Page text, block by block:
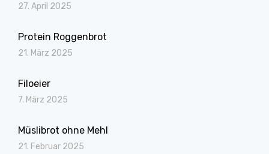
27. April 2025
Protein Roggenbrot
21. März 2025
Filoeier
7. März 2025
Müslibrot ohne Mehl
21. Februar 2025